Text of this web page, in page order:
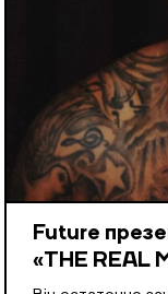
Future
«THE REAL